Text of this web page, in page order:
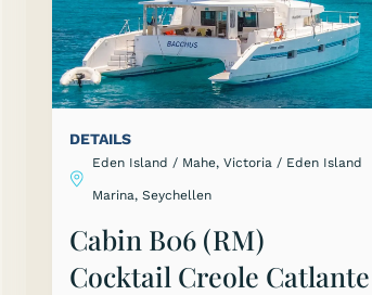
DETAILS
Eden Island / Mahe, Victoria / Eden Island
Marina, Seychellen
Cabin B06 (RM)
Cocktail Creole Catlante